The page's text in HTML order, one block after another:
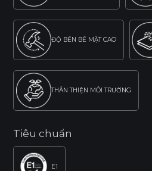
ĐỘ BỀN BỀ MẶT CAO
THÂN THIỆN MÔI TRƯỜNG
Tiêu chuẩn
E1